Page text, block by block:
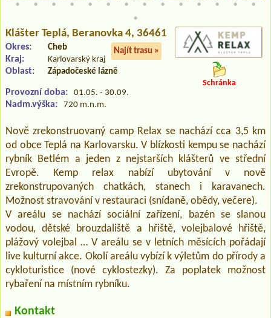
Klášter Teplá, Beranovka 4, 36461
Najít trasu »
Okres: Cheb
Kraj: Karlovarský kraj
Oblast: Západočeské lázně
Provozní doba: 01.05. - 30.09.
Nadm.výška: 720 m.n.m.
Schránka
Nově zrekonstruovaný camp Relax se nachází cca 3,5 km
od obce Teplá na Karlovarsku. V blízkosti kempu se nachází
rybník Betlém a jeden z nejstarších klášterů ve střední
Evropě. Kemp relax nabízí ubytování v nově
zrekonstrupovaných chatkách, stanech i karavanech.
Možnost stravování v restauraci (snídaně, obědy, večere).
V areálu se nachází sociální zařízení, bazén se slanou
vodou, dětské brouzdaliště a hřiště, volejbalové hřiště,
plážový volejbal … V areálu se v letních měsících pořádají
live kulturní akce. Okolí areálu vybízí k výletům do přírody a
cykloturistice (nové cyklostezky). Za poplatek možnost
rybaření na místním rybníku.
Kontakt